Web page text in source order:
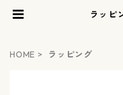
ラッ
HOME ラッピング